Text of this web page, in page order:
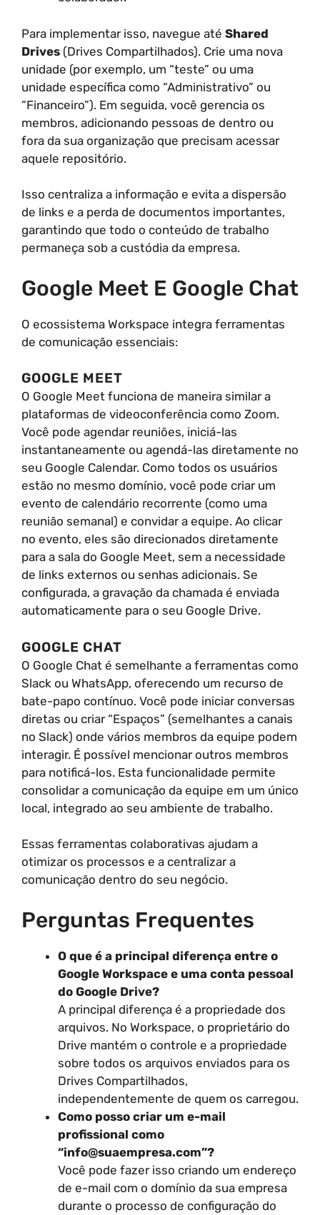
Para implementar isso, navegue até Shared
Drives (Drives Compartilhados). Crie uma nova
unidade (por exemplo, um “teste” ou uma
unidade específica como “Administrativo” ou
“Financeiro”). Em seguida, você gerencia os
membros, adicionando pessoas de dentro ou
fora da sua organização que precisam acessar
aquele repositório.
Isso centraliza a informação e evita a dispersão
de links e a perda de documentos importantes,
garantindo que todo o conteúdo de trabalho
permaneça sob a custódia da empresa.
Google Meet E Google Chat
O ecossistema Workspace integra ferramentas
de comunicação essenciais:
GOOGLE MEET
O Google Meet funciona de maneira similar a
plataformas de videoconferência como Zoom.
Você pode agendar reuniões, iniciá-las
instantaneamente ou agendá-las diretamente no
seu Google Calendar. Como todos os usuários
estão no mesmo domínio, você pode criar um
evento de calendário recorrente (como uma
reunião semanal) e convidar a equipe. Ao clicar
no evento, eles são direcionados diretamente
para a sala do Google Meet, sem a necessidade
de links externos ou senhas adicionais. Se
configurada, a gravação da chamada é enviada
automaticamente para o seu Google Drive.
GOOGLE CHAT
O Google Chat é semelhante a ferramentas como
Slack ou WhatsApp, oferecendo um recurso de
bate-papo contínuo. Você pode iniciar conversas
diretas ou criar “Espaços” (semelhantes a canais
no Slack) onde vários membros da equipe podem
interagir. É possível mencionar outros membros
para notificá-los. Esta funcionalidade permite
consolidar a comunicação da equipe em um único
local, integrado ao seu ambiente de trabalho.
Essas ferramentas colaborativas ajudam a
otimizar os processos e a centralizar a
comunicação dentro do seu negócio.
Perguntas Frequentes
O que é a principal diferença entre o
Google Workspace e uma conta pessoal
do Google Drive?
A principal diferença é a propriedade dos
arquivos. No Workspace, o proprietário do
Drive mantém o controle e a propriedade
sobre todos os arquivos enviados para os
Drives Compartilhados,
independentemente de quem os carregou.
Como posso criar um e-mail
profissional como
“info@suaempresa.com”?
Você pode fazer isso criando um endereço
de e-mail com o domínio da sua empresa
durante o processo de configuração do